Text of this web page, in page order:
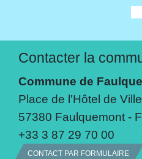
Contacter la
Commune de
Place de l'Hôtel de
57380 Faulquemont -
+33 3 87 29 70 00
CONTACT PAR FORMULAIRE